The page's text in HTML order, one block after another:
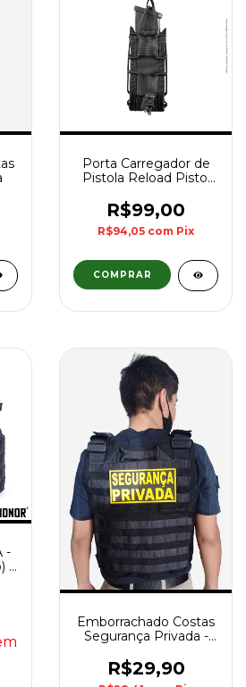
Porta Carregador de
Pistola Reload Pistol
R$99,00
R$94,05 com Pix
-
-
Emborrachado Costas
Segurança Privada -
R$29,90